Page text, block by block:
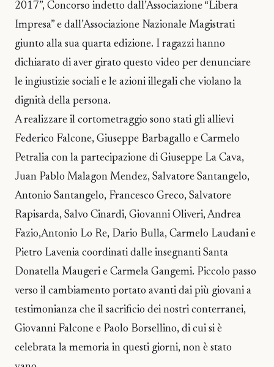
2017”, Concorso indetto dall’Associazione “Libera
Impresa” e dall’Associazione Nazionale Magistrati
giunto alla sua quarta edizione. I ragazzi hanno
dichiarato di aver girato questo video per denunciare
le ingiustizie sociali e le azioni illegali che violano la
dignità della persona.
A realizzare il cortometraggio sono stati gli allievi
Federico Falcone, Giuseppe Barbagallo e Carmelo
Petralia con la partecipazione di Giuseppe La Cava,
Juan Pablo Malagon Mendez, Salvatore Santangelo,
Antonio Santangelo, Francesco Greco, Salvatore
Rapisarda, Salvo Cinardi, Giovanni Oliveri, Andrea
Fazio,Antonio Lo Re, Dario Bulla, Carmelo Laudani e
Pietro Lavenia coordinati dalle insegnanti Santa
Donatella Maugeri e Carmela Gangemi. Piccolo passo
verso il cambiamento portato avanti dai più giovani a
testimonianza che il sacrificio dei nostri conterranei,
Giovanni Falcone e Paolo Borsellino, di cui si è
celebrata la memoria in questi giorni, non è stato